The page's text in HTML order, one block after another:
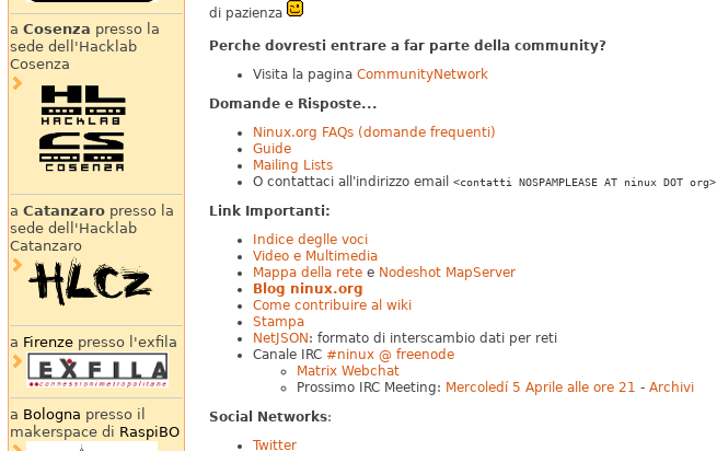
a Cosenza presso la
sede dell'Hacklab
Cosenza
a Catanzaropresso la
sede dell'Hacklab
Catanzaro
a Firenzepresso l'exfila
a Bologna presso il
makerspace di RaspiBO
di pazienza
Perche dovresti entrare a far parte della community?
Visita la paginaCommunityNetwork
Domande e Risposte...
Ninux.org FAQs (domande frequenti)
Guide
Mailing Lists
O contattaci all'indirizzo email<contatti NOSPAMPLEASE AT ninux DOT org>
Link Importanti:
Indice deglle voci
Video e Multimedia
Mappa della rete e Nodeshot MapServer
Blog ninux.org
Come contribuire al wiki
Stampa
NetJSON : formato di interscambio dati per reti
Canale IRC #ninux @ freenode
Matrix Webchat
Prossimo IRC Meeting: Mercoledí 5 Aprile alle ore 21 -Archivi
Social Networks:
Twitter